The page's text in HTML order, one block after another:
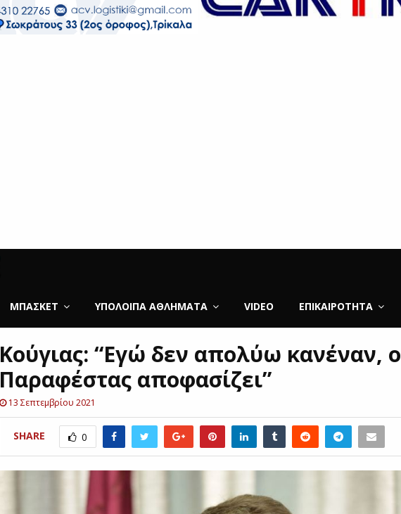
ΜΠΆΣΚΕΤ ΥΠΌΛΟΙΠΑ ΑΘΛΉΜΑΤΑ VIDEO ΕΠΙΚΑΙΡΌΤΗΤΑ
Κούγιας: “Εγώ δεν απολύω κανέναν, ο
Παραφέστας αποφασίζει”
13 Σεπτεμβρίου 2021
SHARE 0